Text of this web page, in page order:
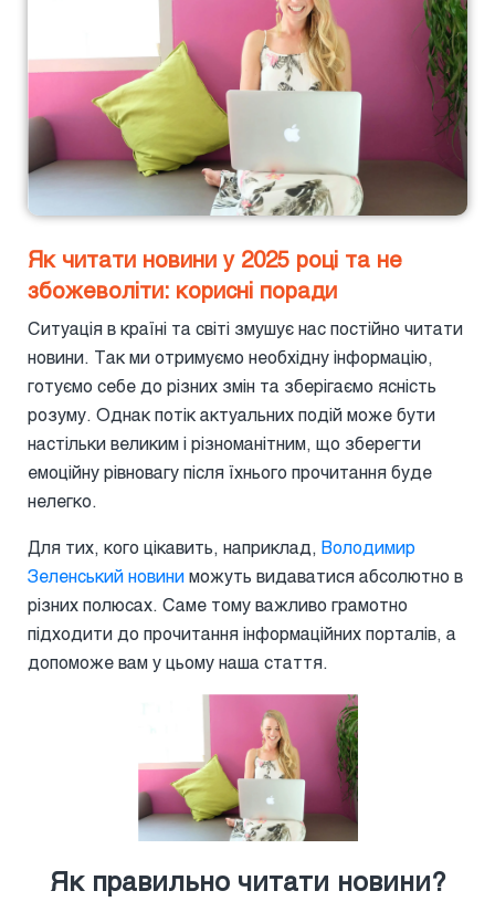
Як читати новини у 2025 році та не
збожеволіти: корисні поради
Ситуація в країні та світі змушує нас постійно читати
новини. Так ми отримуємо необхідну інформацію,
готуємо себе до різних змін та зберігаємо ясність
розуму. Однак потік актуальних подій може бути
настільки великим і різноманітним, що зберегти
емоційну рівновагу після їхнього прочитання буде
нелегко.
Для тих, кого цікавить, наприклад, Володимир
Зеленський новини можуть видаватися абсолютно в
різних полюсах. Саме тому важливо грамотно
підходити до прочитання інформаційних порталів, а
допоможе вам у цьому наша стаття.
Як правильно читати новини?